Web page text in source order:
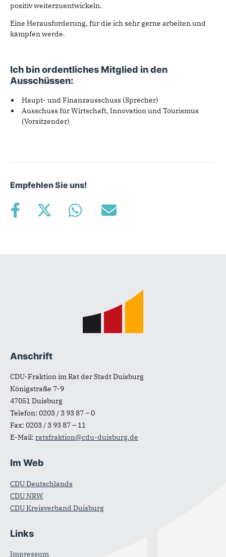
positiv weiterzuentwickeln.
Eine Herausforderung, für die ich sehr gerne arbeiten und
kämpfen werde.
Ich bin ordentliches Mitglied in den
Ausschüssen:
Haupt- und Finanzausschuss (Sprecher)
Ausschuss für Wirtschaft, Innovation und Tourismus
(Vorsitzender)
Empfehlen Sie uns!
Anschrift
CDU-Fraktion im Rat der Stadt Duisburg
Königstraße 7-9
47051Duisburg
Telefon: 0203 / 3 93 87 – 0
Fax: 0203 / 3 93 87 – 11
E-Mail: ratsfraktion@cdu-duisburg.de
Im Web
CDU Deutschlands
CDU NRW
CDU Kreisverband Duisburg
Links
Impressum